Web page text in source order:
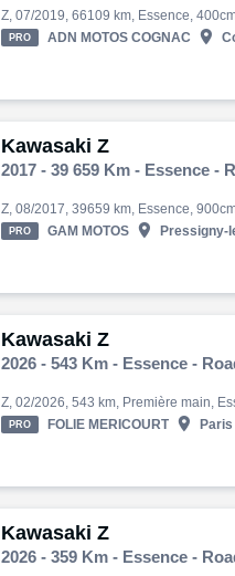
PRO ADN MOTOS COGNAC 
Kawasaki Z
2017 - 39 659 Km - Essence -
PRO GAM MOTOS  Pressigny-
Kawasaki Z
2026 - 543 Km - Essence -
PRO FOLIE MERICOURT 
Kawasaki Z
2026 - 359 Km - Essence -